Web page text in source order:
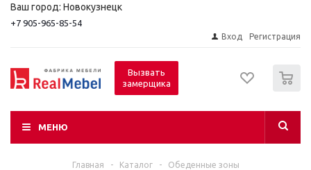
Ваш город: Новокузнецк
+7 905-965-85-54
Вход Регистрация
Вызвать
замерщика
МЕНЮ
Главная - Каталог - Обеденные зоны